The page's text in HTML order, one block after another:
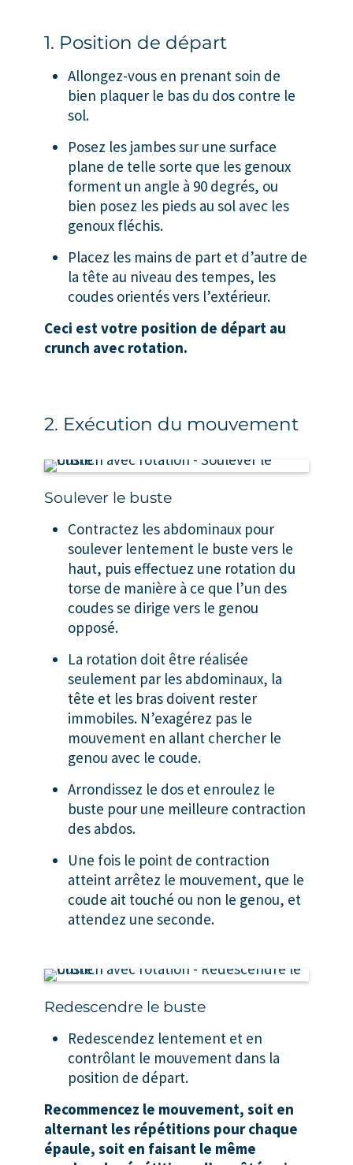
1. Position de départ
Allongez-vous en prenant soin de
bien plaquer le bas du dos contre le
sol.
Posez les jambes sur une surface
plane de telle sorte que les genoux
forment un angle à 90 degrés, ou
bien posez les pieds au sol avec les
genoux fléchis.
Placez les mains de part et d’autre de
la tête au niveau des tempes, les
coudes orientés vers l’extérieur.
Ceci est votre position de départ au
crunch avec rotation.
2. Exécution du mouvement
Soulever le buste
Contractez les abdominaux pour
soulever lentement le buste vers le
haut, puis effectuez une rotation du
torse de manière à ce que l’un des
coudes se dirige vers le genou
opposé.
La rotation doit être réalisée
seulement par les abdominaux, la
tête et les bras doivent rester
immobiles. N’exagérez pas le
mouvement en allant chercher le
genou avec le coude.
Arrondissez le dos et enroulez le
buste pour une meilleure contraction
des abdos.
Une fois le point de contraction
atteint arrêtez le mouvement, que le
coude ait touché ou non le genou, et
attendez une seconde.
Redescendre le buste
Redescendez lentement et en
contrôlant le mouvement dans la
position de départ.
Recommencez le mouvement, soit en
alternant les répétitions pour chaque
épaule, soit en faisant le même